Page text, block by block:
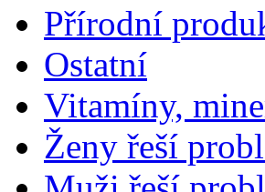
Přírodní
Ostatní
Vitamíny,
Ženy řeší